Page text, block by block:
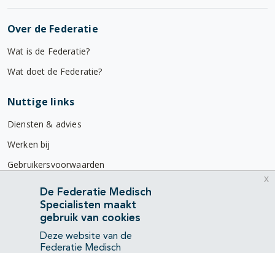
Over de Federatie
Wat is de Federatie?
Wat doet de Federatie?
Nuttige links
Diensten & advies
Werken bij
Gebruikersvoorwaarden
Privacyverklaring
Contact
Mercatorlaan 1200
3528 BL Utrecht
De Federatie Medisch
Specialisten maakt
gebruik van cookies
Deze website van de
Federatie Medisch
x